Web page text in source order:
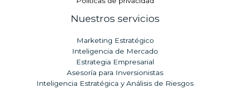
Nuestros servicios
Marketing Estratégico
Inteligencia de Mercado
Estrategia Empresarial
Asesoría para Inversionistas
Inteligencia Estratégica y Análisis de Riesgos